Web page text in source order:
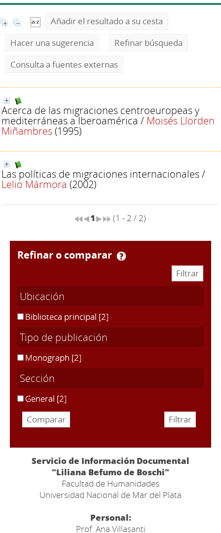
Añadir el resultado a su cesta
Hacer una sugerencia
Refinar búsqueda
Consulta a fuentes externas
Acerca de las migraciones centroeuropeas y
mediterráneas a Iberoamérica / Moisés Llorden
Miñambres(1995)
Las políticas de migraciones internacionales/
Lelio Mármora (2002)
1 (1 - 2 / 2)
refinar o comparar
Ubicación
Biblioteca principal [2]
Tipo de publicación
Monograph [2]
Sección
General [2]
Servicio de Información Documental
"Liliana Befumo de Boschi"
Facultad de Humanidades
Universidad Nacional de Mar del Plata
Personal:
Prof. Ana Villasanti